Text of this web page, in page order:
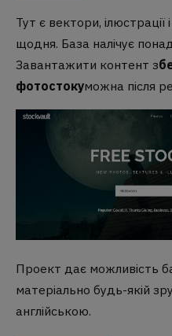
Тут є вектори,
щодня. База налічує
Завантажити контент з
фотостокуможна після
Проект дає можливість
матеріально будь-якій
англійською.